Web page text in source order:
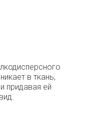
в ткань,
придавая ей